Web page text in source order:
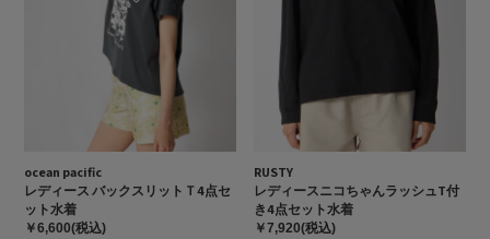
ocean pacific
レディース バックスリットＴ4点セ
ット水着
￥6,600(税込)
RUSTY
レディースニコちゃんラッシュT付
き4点セット水着
￥7,920(税込)